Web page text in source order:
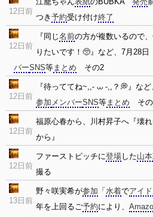
12日前
つき 予約受け付け終了
12日前
『同じ名前の方が複数いるので
りたいです！🥺』など、7月28日
バーSNS等まとめ その2
12日前
『待っててね~,,⁃ ⩊ ⁃,,？💭』など
参加 メンバーSNS等まとめ そ
12日前
福原心春から、川村昇子へ『壊
から』
12日前
ファーストピッチに登場した山
撮る
13日前
野々咲実希が参加 「 水着でアイ
年を上回るご予約により、